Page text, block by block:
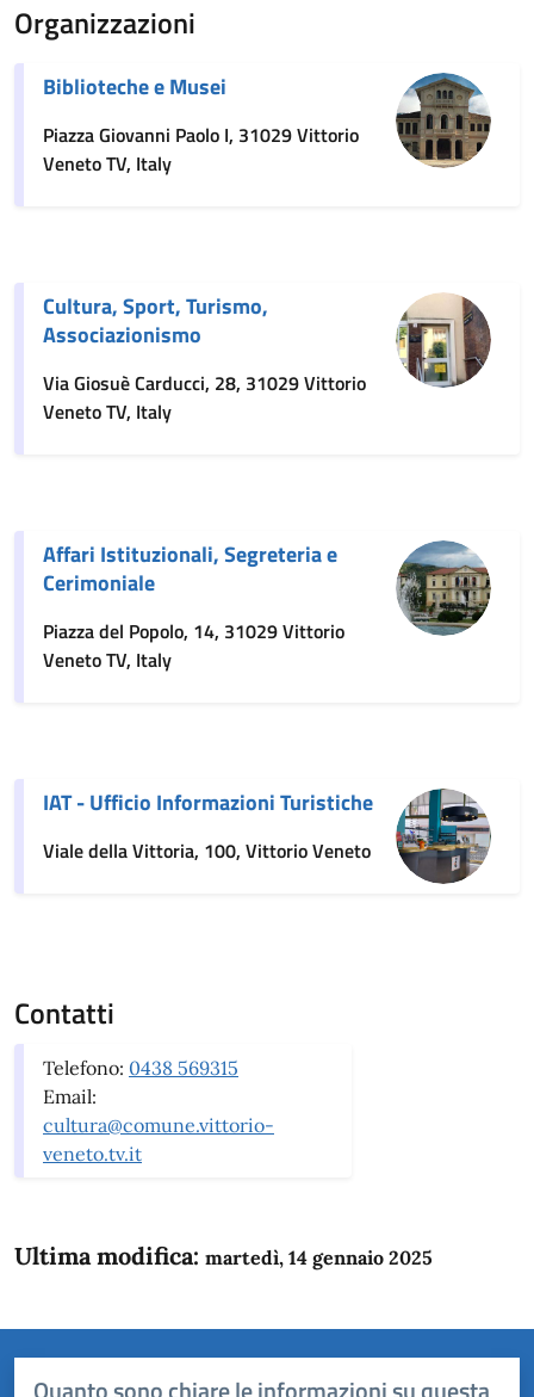
Organizzazioni
Biblioteche e Musei
Piazza Giovanni Paolo I, 31029 Vittorio
Veneto TV, Italy
Cultura, Sport, Turismo,
Associazionismo
Via Giosuè Carducci, 28, 31029 Vittorio
Veneto TV, Italy
Affari Istituzionali, Segreteria e
Cerimoniale
Piazza del Popolo, 14, 31029 Vittorio
Veneto TV, Italy
IAT - Ufficio Informazioni Turistiche
Viale della Vittoria, 100, Vittorio Veneto
Contatti
Telefono: 0438 569315
Email:
cultura@comune.vittorio-
veneto.tv.it
Ultima modifica: martedì, 14 gennaio 2025